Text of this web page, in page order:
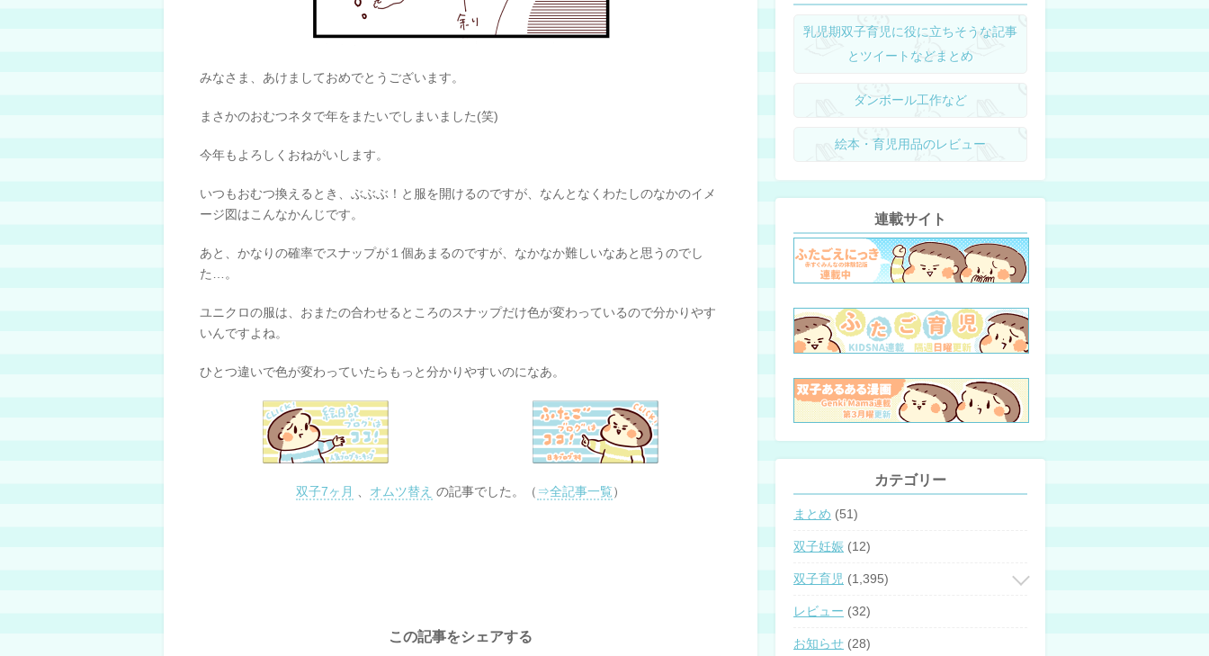
みなさま、あけましておめでとうございます。
まさかのおむつネタで年をまたいでしまいました(笑)
今年もよろしくおねがいします。
いつもおむつ換えるとき、ぶぶぶ！と服を開けるのですが、なんとなくわたしのなかのイメ
ージ図はこんなかんじです。
あと、かなりの確率でスナップが１個あまるのですが、なかなか難しいなあと思うのでし
た…。
ユニクロの服は、おまたの合わせるところのスナップだけ色が変わっているので分かりやす
いんですよね。
ひとつ違いで色が変わっていたらもっと分かりやすいのになあ。
双子7ヶ月 オムツ替え の記事でした。（ ⇒全記事一覧）
この記事をシェアする
乳児期双子育児に役に立ちそうな記事
とツイートなどまとめ
ダンボール工作など
絵本・育児用品のレビュー
連載サイト
カテゴリー
まとめ (51)
双子妊娠 (12)
双子育児 (1,395)
レビュー (32)
お知らせ (28)